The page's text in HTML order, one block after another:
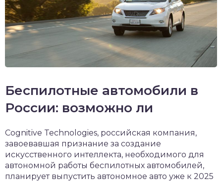
Беспилотные автомобили в
России: возможно ли
Cognitive Technologies, российская компания,
завоевавшая признание за создание
искусственного интеллекта, необходимого для
автономной работы беспилотных автомобилей,
планирует выпустить автономное авто уже к 2025